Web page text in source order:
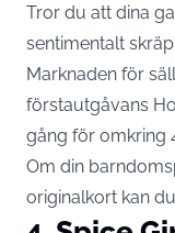
Tror du att dina
sentimentalt
Marknaden för
förstautgåvans
gång för omkring
Om din
originalkort kan